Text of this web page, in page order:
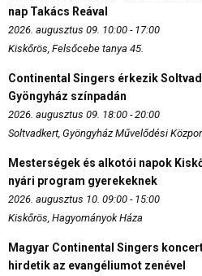
nap Takács Reával
2026. augusztus 09. 10:00 - 17:00
Kiskőrös, Felsőcebe tanya 45.
Continental Singers érkezik
Gyöngyház színpadán
2026. augusztus 09. 18:00 - 20:00
Soltvadkert, Gyöngyház Művelődési
Mesterségek és alkotói napok
nyári program gyerekeknek
2026. augusztus 10. 09:00 - 15:00
Kiskőrös, Hagyományok Háza
Magyar Continental Singers
hirdetik az evangéliumot zenével